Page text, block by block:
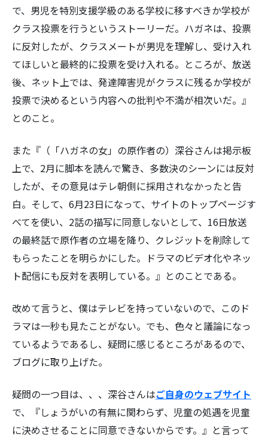
索:
で、男児を特別支援学級のある学校に移すべきか学校が
クラス投票を行うというストーリーだ。ハガネは、投票
に反対したが、クラスメートが男児を理解し、受け入れ
てほしいと最終的に投票を受け入れる。ところが、放送
後、ネット上では、発達障害児がクラスに残るか学校が
投票で決めるという内容への批判や不満が相次いだ。』
とのこと。
また 『（「ハガネの女」の原作者の）深谷さんは掲示板
上で、2月に脚本を読んで驚き、多数決のシーンには反対
したが、その意見はテレ朝側に採用されなかったと告
白。そして、6月23日になって、サイトのトップページす
べてを使い、2話の描写に同意しないとして、16日放送
の最終話で原作者の立場を降り、クレジットを削除して
もらったことを明らかにした。ドラマのビデオ化やネッ
ト配信にも反対を表明している。』 とのことである。
改めて言うと、僕はテレビを持っていないので、このド
ラマは一秒も見たことがない。でも、色々と議論になっ
ているようであるし、疑問に感じるところがあるので、
ブログに取り上げた。
疑問の一つ目は、、、深谷さんはご自身のウェブサイト
で、
『しょうがいの有無に関わらず、児童の処遇を児童
に決めさせることに同意できないからです。』 と言って